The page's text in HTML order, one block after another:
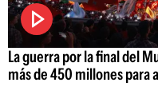
La guerra por la final del
más de 450 millones para